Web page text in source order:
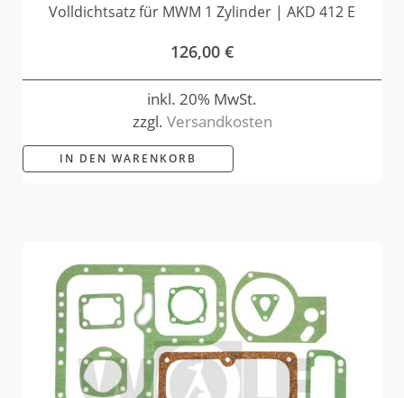
Volldichtsatz für MWM 1 Zylinder | AKD 412 E
126,00 €
inkl. 20% MwSt.
zzgl. Versandkosten
IN DEN WARENKORB